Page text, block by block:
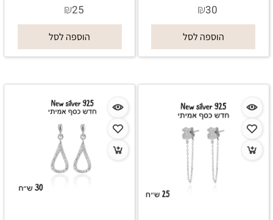
₪30
הוספה לסל
₪25
הוספה לסל